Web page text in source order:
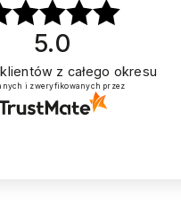
5.0
z całego okresu
i zweryfikowanych przez